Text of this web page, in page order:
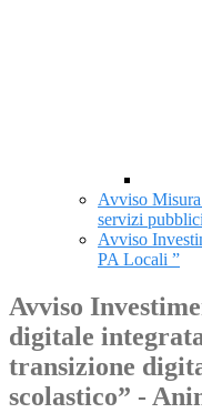
Avviso
servizi
Avviso
PA Locali ”
Avviso
digitale
transizione
scolastico” -